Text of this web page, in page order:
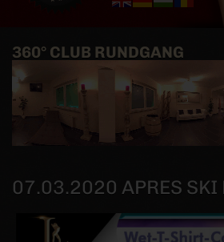
360° CLUB RUNDGANG
07.03.2020 APRES SKI